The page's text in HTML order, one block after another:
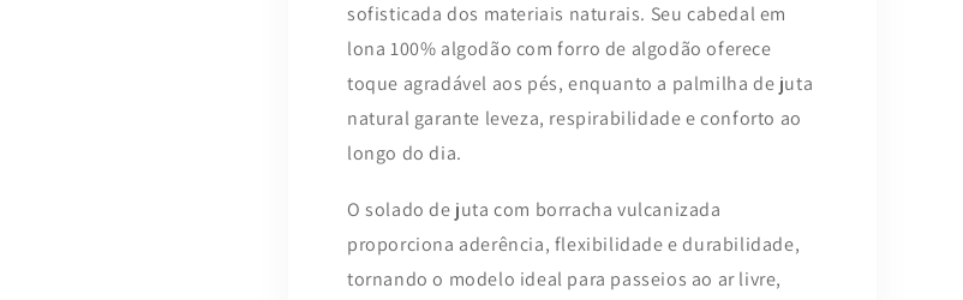
sofisticada dos materiais naturais. Seu cabedal em
lona 100% algodão com forro de algodão oferece
toque agradável aos pés, enquanto a palmilha de juta
natural garante leveza, respirabilidade e conforto ao
longo do dia.
O solado de juta com borracha vulcanizada
proporciona aderência, flexibilidade e durabilidade,
tornando o modelo ideal para passeios ao ar livre,